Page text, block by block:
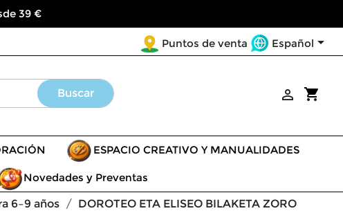
39 €
Puntos de venta Español
Buscar shopping_cart

ESPACIO CREATIVO Y MANUALIDADES
Novedades y Preventas
6–9 años
DOROTEO ETA ELISEO BILAKETA ZORO